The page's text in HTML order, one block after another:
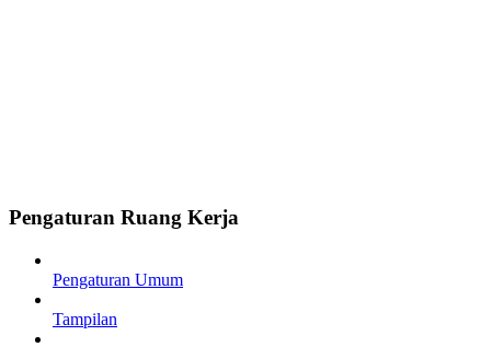
Pengaturan Ruang Kerja
Pengaturan Umum
Tampilan